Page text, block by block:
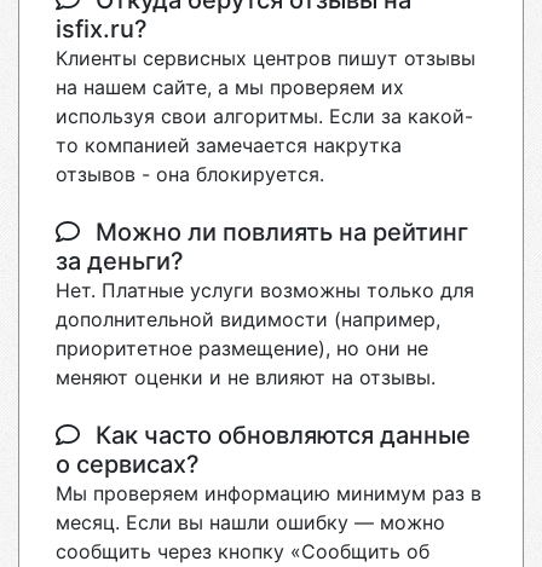
isfix.ru?
Клиенты сервисных центров пишут отзывы
на нашем сайте, а мы проверяем их
используя свои алгоритмы. Если за какой-
то компанией замечается накрутка
отзывов - она блокируется.
Можно ли повлиять на рейтинг
за деньги?
Нет. Платные услуги возможны только для
дополнительной видимости (например,
приоритетное размещение), но они не
меняют оценки и не влияют на отзывы.
Как часто обновляются данные
о сервисах?
Мы проверяем информацию минимум раз в
месяц. Если вы нашли ошибку — можно
сообщить через кнопку «Сообщить об